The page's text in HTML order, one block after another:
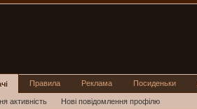
активність Нові повідомлення профілю
Правила Реклама Посиденьки